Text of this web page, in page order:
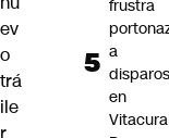
ev
o
trá
ile
r
frustra
a
disparos
en